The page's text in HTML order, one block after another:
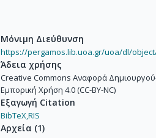
Μόνιμη Διεύθυνση
https://pergamos.lib.uoa.gr/uoa/dl/
Άδεια χρήσης
Creative Commons Αναφορά
Εμπορική Χρήση 4.0 (CC-BY-NC)
Εξαγωγή Citation
BibTeX,RIS
Αρχεία (1)